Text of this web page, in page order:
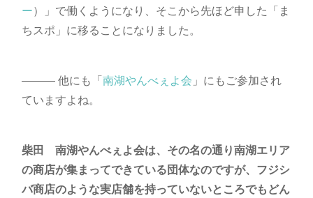
ー）」で働くようになり、そこから先ほど申した「ま
ちスポ」に移ることになりました。
――― 他にも「南湖やんべぇよ会 」にもご参加され
ていますよね。
柴田
南湖やんべぇよ会は、その名の通り南湖エリア
の商店が集まってできている団体なのですが、フジシ
バ商店のような実店舗を持っていないところでもどん